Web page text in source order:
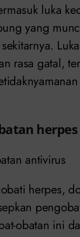
luka
yang
rasa gatal,
herpes
antivirus
herpes,
obatan ini